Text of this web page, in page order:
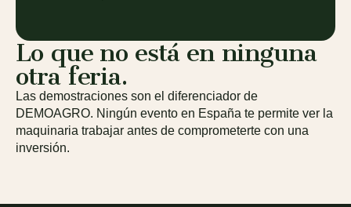
Lo que no está en ninguna
otra feria.
Las demostraciones son el diferenciador de
DEMOAGRO. Ningún evento en España te permite ver la
maquinaria trabajar antes de comprometerte con una
inversión.